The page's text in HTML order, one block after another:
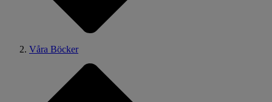
Våra Böcker